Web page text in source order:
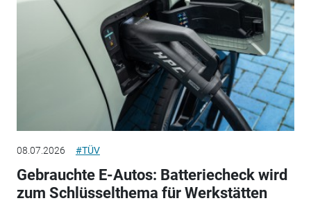
08.07.2026 #TÜV
Gebrauchte E-Autos: Batteriecheck wird
zum Schlüsselthema für Werkstätten